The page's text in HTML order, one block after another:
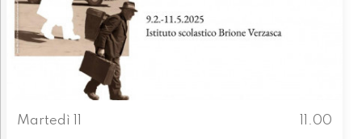
Martedì 11
11.00